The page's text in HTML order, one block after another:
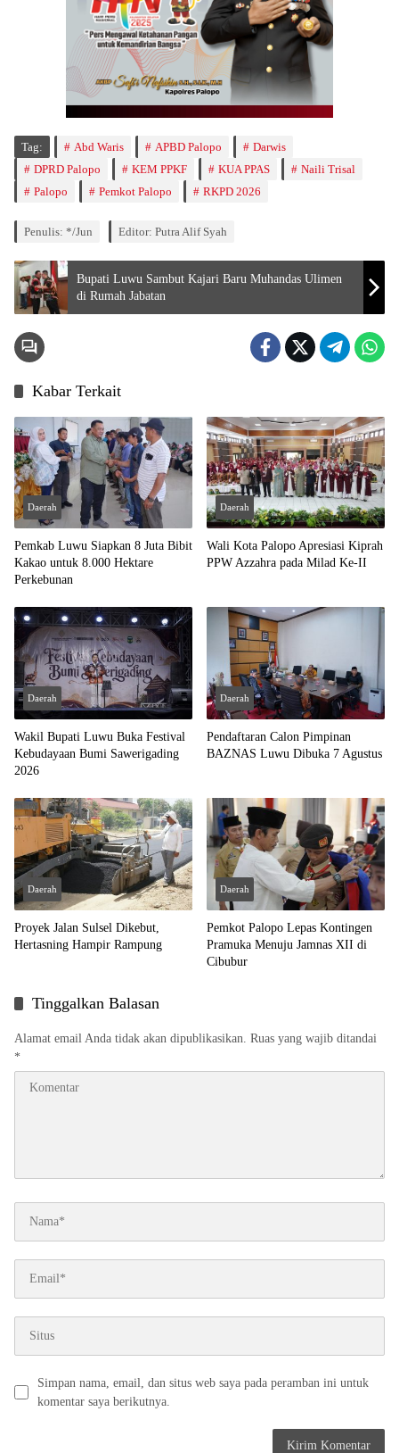
Tag: Abd Waris APBD Palopo
Darwis
DPRD Palopo
KEM PPKF KUA PPAS
Naili Trisal
Palopo
Pemkot Palopo RKPD 2026
Penulis: */Jun Editor: Putra Alif Syah
Bupati Luwu Sambut Kajari Baru Muhandas Ulimen
di Rumah Jabatan
Kabar Terkait
Daerah
Pemkab Luwu Siapkan 8 Juta Bibit
Kakao untuk 8.000 Hektare
Perkebunan
Daerah
Wali Kota Palopo Apresiasi Kiprah
PPW Azzahra pada Milad Ke-II
Daerah
Wakil Bupati Luwu Buka Festival
Kebudayaan Bumi Sawerigading
2026
Daerah
Pendaftaran Calon Pimpinan
BAZNAS Luwu Dibuka 7 Agustus
Daerah
Proyek Jalan Sulsel Dikebut,
Hertasning Hampir Rampung
Daerah
Pemkot Palopo Lepas Kontingen
Pramuka Menuju Jamnas XII di
Cibubur
Tinggalkan Balasan
Alamat email Anda tidak akan dipublikasikan. Ruas yang wajib ditandai
*
Simpan nama, email, dan situs web saya pada peramban ini untuk
komentar saya berikutnya.